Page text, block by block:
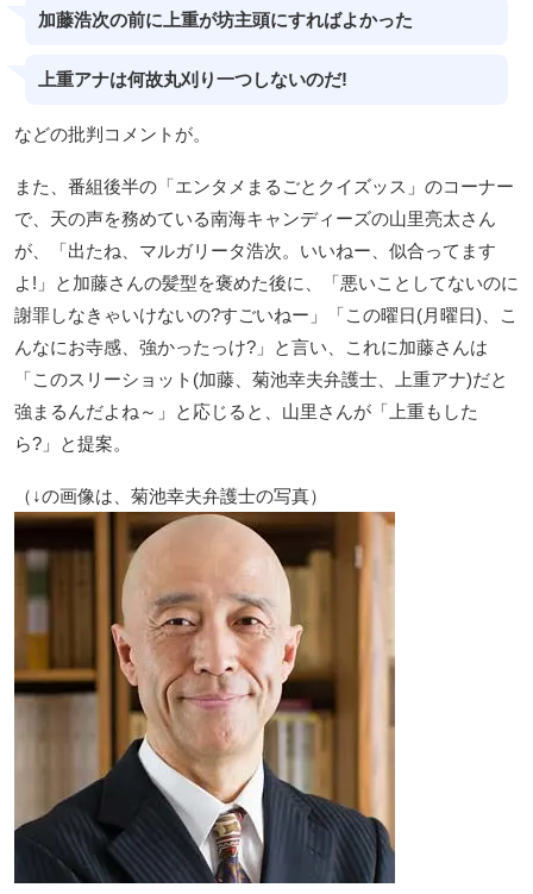
加藤浩次の前に上重が坊主頭にすればよかった
上重アナは何故丸刈り一つしないのだ!
などの批判コメントが。
また、番組後半の「エンタメまるごとクイズッス」のコーナー
で、天の声を務めている南海キャンディーズの山里亮太さん
が、「出たね、マルガリータ浩次。いいねー、似合ってます
よ!」と加藤さんの髪型を褒めた後に、「悪いことしてないのに
謝罪しなきゃいけないの?すごいねー」「この曜日(月曜日)、こ
んなにお寺感、強かったっけ?」と言い、これに加藤さんは
「このスリーショット(加藤、菊池幸夫弁護士、上重アナ)だと
強まるんだよね～」と応じると、山里さんが「上重もした
ら?」と提案。
（↓の画像は、菊池幸夫弁護士の写真）